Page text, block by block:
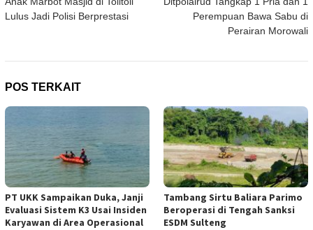
pos
Lulus Jadi Polisi Berprestasi
Perempuan Bawa Sabu di
Perairan Morowali
POS TERKAIT
PT UKK Sampaikan Duka, Janji
Evaluasi Sistem K3 Usai Insiden
Karyawan di Area Operasional
Tambang Sirtu Baliara Parimo
Beroperasi di Tengah Sanksi
ESDM Sulteng